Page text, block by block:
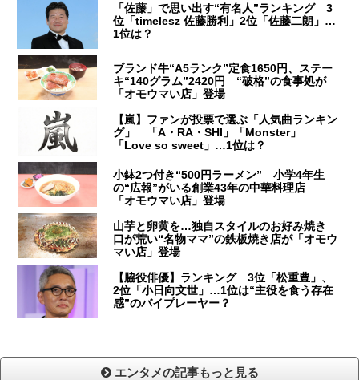
「佐藤」で思い出す“有名人”ランキング 3
位「timelesz 佐藤勝利」2位「佐藤二朗」…
1位は？
ブランド牛“A5ランク”定食1650円、ステー
キ“140グラム”2420円 “破格”の食事処が
「オモウマい店」登場
【嵐】ファンが投票で選ぶ「人気曲ランキン
グ」 「A・RA・SHI」「Monster」
「Love so sweet」…1位は？
小鉢2つ付き“500円ラーメン” 小学4年生
の“広報”がいる創業43年の中華料理店
「オモウマい店」登場
山芋と卵黄を…独自スタイルのお好み焼き
口が荒い“名物ママ”の鉄板焼き店が「オモウ
マい店」登場
【脇役俳優】ランキング 3位「松重豊」、
2位「小日向文世」…1位は“主役を食う存在
感”のバイプレーヤー？
エンタメの記事もっと見る